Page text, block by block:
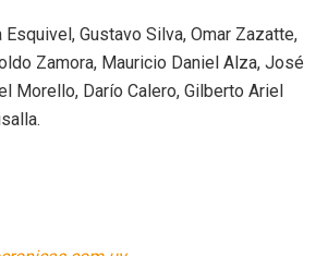
Gustavo Silva, Omar Zazatte,
Zamora, Mauricio Daniel Alza, José
Morello, Darío Calero, Gilberto Ariel